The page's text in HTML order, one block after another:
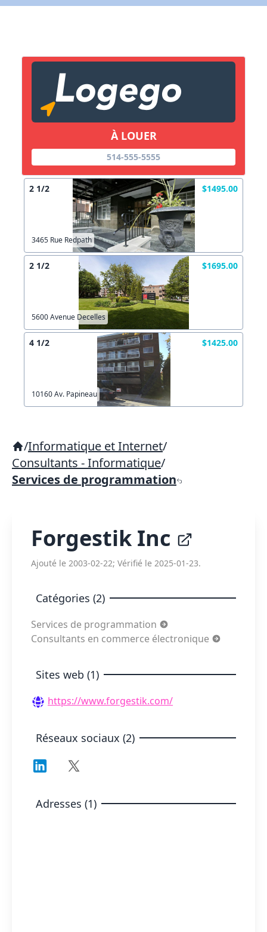
À LOUER
514-555-5555
2 1/2 $1495.00
3465 Rue Redpath
2 1/2 $1695.00
5600 Avenue Decelles
4 1/2 $1425.00
10160 Av. Papineau
/Informatique et Internet/
Consultants - Informatique/
Services de programmation
Forgestik Inc
Ajouté le 2003-02-22; Vérifié le 2025-01-23.
Catégories (2)
Services de programmation
Consultants en commerce électronique
Sites web (1)
https://www.forgestik.com/
Réseaux sociaux (2)
Adresses (1)
Lien vers inscription (sera inclus dans courriel)
Copier lien
X Fermer
X Fermer